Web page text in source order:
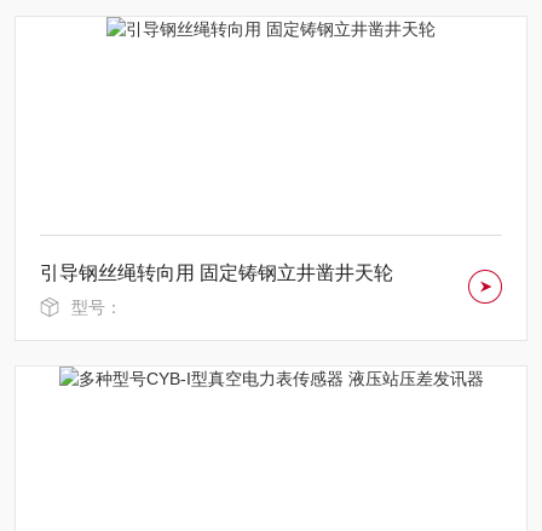
引导钢丝绳转向用 固定铸钢立井凿井天轮
型号：